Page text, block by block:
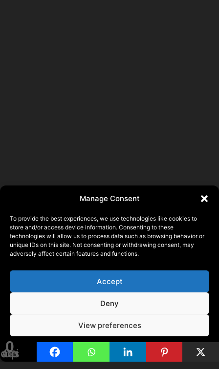
Manage Consent
To provide the best experiences, we use technologies like cookies to
store and/or access device information. Consenting to these
technologies will allow us to process data such as browsing behavior or
unique IDs on this site. Not consenting or withdrawing consent, may
adversely affect certain features and functions.
Accept
Deny
View preferences
Política de cookies
0
Compartidos
Pierre ALLAIN
22140 Saint Laurent, FRANCE
N° SIRET 93356873500015
© 2026 Pierre ALLAIN